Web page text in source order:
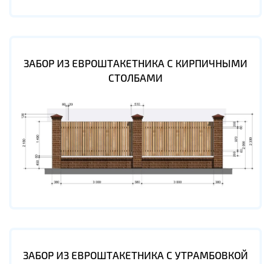
ЗАБОР ИЗ ЕВРОШТАКЕТНИКА С КИРПИЧНЫМИ
СТОЛБАМИ
ЗАБОР ИЗ ЕВРОШТАКЕТНИКА С УТРАМБОВКОЙ